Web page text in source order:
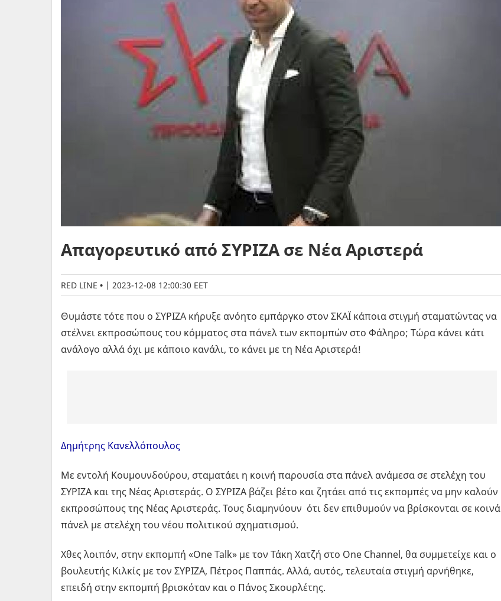
Απαγορευτικό από ΣΥΡΙΖΑ σε Νέα Αριστερά
RED LINE | 2023-12-08 12:00:30 EET
Θυμάστε τότε που ο ΣΥΡΙΖΑ κήρυξε ανόητο εμπάργκο στον ΣΚΑΪ κάποια στιγμή σταματώντας να
στέλνει εκπροσώπους του κόμματος στα πάνελ των εκπομπών στο Φάληρο; Τώρα κάνει κάτι
ανάλογο αλλά όχι με κάποιο κανάλι, το κάνει με τη Νέα Αριστερά!
Δημήτρης Κανελλόπουλος
Με εντολή Κουμουνδούρου, σταματάει η κοινή παρουσία στα πάνελ ανάμεσα σε στελέχη του
ΣΥΡΙΖΑ και της Νέας Αριστεράς. Ο ΣΥΡΙΖΑ βάζει βέτο και ζητάει από τις εκπομπές να μην καλούν
εκπροσώπους της Νέας Αριστεράς. Τους διαμηνύουν ότι δεν επιθυμούν να βρίσκονται σε κοινά
πάνελ με στελέχη του νέου πολιτικού σχηματισμού.
Χθες λοιπόν, στην εκπομπή «One Talk» με τον Τάκη Χατζή στο One Channel, θα συμμετείχε και ο
βουλευτής Κιλκίς με τον ΣΥΡΙΖΑ, Πέτρος Παππάς. Αλλά, αυτός, τελευταία στιγμή αρνήθηκε,
επειδή στην εκπομπή βρισκόταν και ο Πάνος Σκουρλέτης.